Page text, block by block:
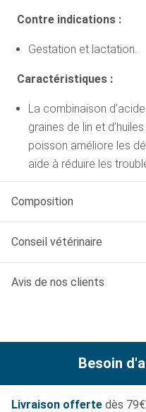
Contre indications :
Gestation et lactation.
Caractéristiques :
La combinaison
graines de lin et
poisson améliore les
aide à réduire les
Panthoténique, Inositol,
aminé (Histidine)
synthèse de
cutanée et réduire les
Une combinaison de
assurer une tolérance
Le complexe
(vitamine C, vitamine
diminuer les agressions
Composition
Conseil vétérinaire
Avis de nos clients
Besoin
Livraison offerte dès